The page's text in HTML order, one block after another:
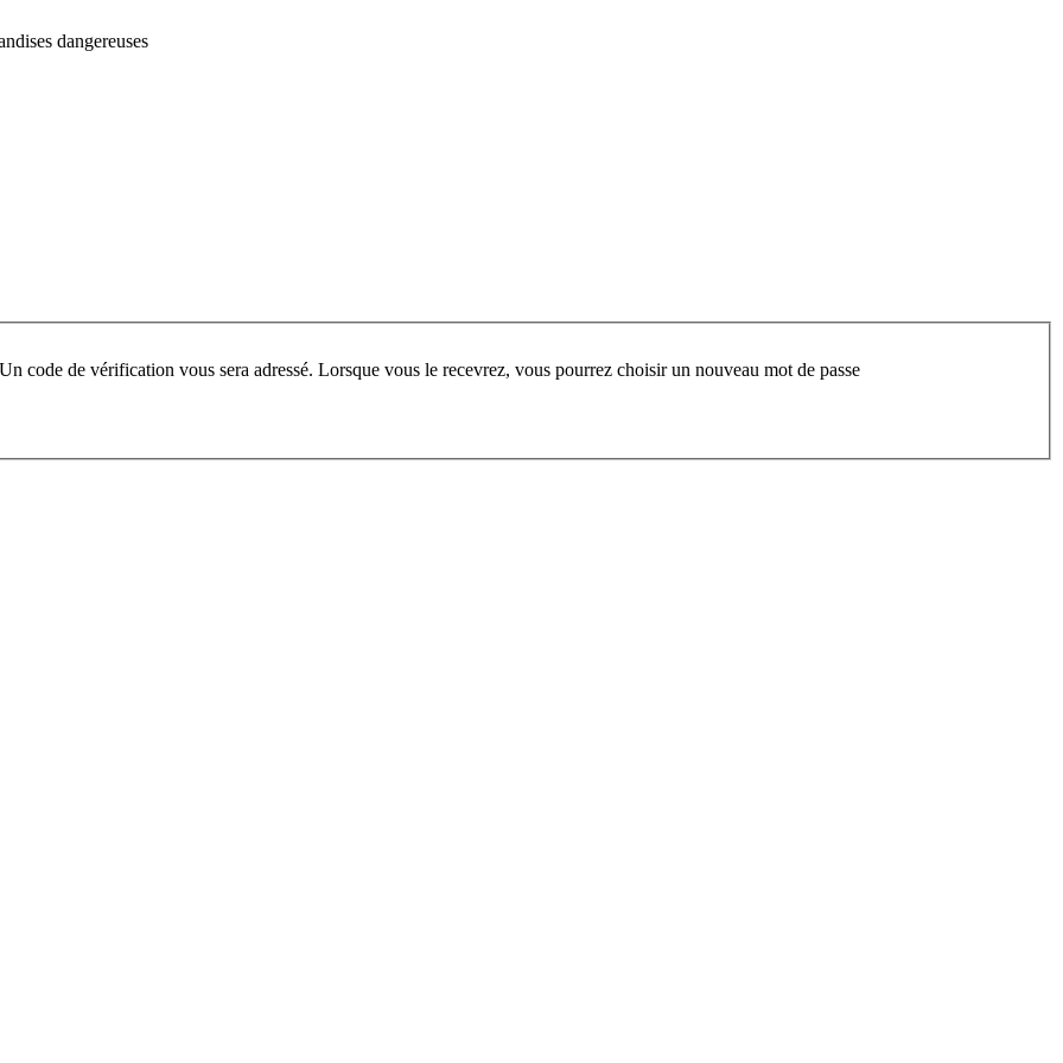
dangereuses
code de vérification vous sera adressé. Lorsque vous le recevrez, vous pourrez choisir un nouveau mot de passe